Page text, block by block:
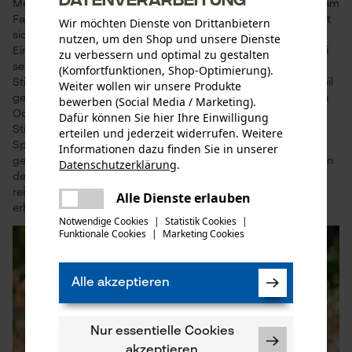
Meist ist es Esche oder Hickory. Hickory ist etwas besser, den im
Fall der Fälle bricht es nicht plötzlich, sondern fasert auf. Das ist
sicherheitsrelevant.
Ein ordentlicher Stiel ist ein Qualitätsmerkmal. Er sollte Ast-frei
sein. Im Idealfall verlaufen die Fasern längs. Im Auge wird der
Stiel mit einem Holzkeil und dieser zusätzlich mit einem Ringkeil
gesichert. Eine Besonderheit sind die Rotband-Plus-Äxte
von
Ochsenkopf mit Ihrer Schutzhülse aus Metall. Dadurch ist der
Stiel besser vor Beschädigungen bei Fehlschlägen geschützt.
Spaltäxte haben einen längeren Stiel, mit dem gut Schwung
geholt werden kann. Der Stiel einer Axt zum Entasten sollte von
der Achselhöhle bis zu den gekrümmten Fingern der Hand
reichen. Selbstverständlich sind auch Stiele aus Kunststoff
erhältlich.
Wir möchten Dienste von Drittanbietern
nutzen, um den Shop und unsere Dienste
zu verbessern und optimal zu gestalten
(Komfortfunktionen, Shop-Optimierung).
Weiter wollen wir unsere Produkte
bewerben (Social Media / Marketing).
Dafür können Sie hier Ihre Einwilligung
erteilen und jederzeit widerrufen. Weitere
Informationen dazu finden Sie in unserer
Datenschutzerklärung.
Alle Dienste erlauben
Notwendige Cookies | Statistik Cookies |
Funktionale Cookies | Marketing Cookies
Alle akzeptieren
Nur essentielle Cookies
Es ist ein Fehler aufgetreten. Bitte
versuchen Sie es erneut.
mail